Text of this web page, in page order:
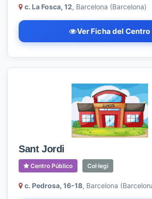
c. La Fosca, 12, Barcelona (Barcelona)
Ver Ficha del Centro
Sant Jordi
Centro Público Col·legi
c. Pedrosa, 16-18, Barcelona